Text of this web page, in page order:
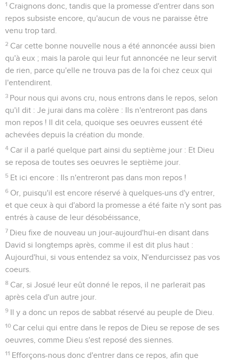
1 Craignons donc, tandis que la promesse d'entrer dans son
repos subsiste encore, qu'aucun de vous ne paraisse être
venu trop tard.
2 Car cette bonne nouvelle nous a été annoncée aussi bien
qu'à eux ; mais la parole qui leur fut annoncée ne leur servit
de rien, parce qu'elle ne trouva pas de la foi chez ceux qui
l'entendirent.
3 Pour nous qui avons cru, nous entrons dans le repos, selon
qu'il dit : Je jurai dans ma colère : Ils n'entreront pas dans
mon repos ! Il dit cela, quoique ses oeuvres eussent été
achevées depuis la création du monde.
4 Car il a parlé quelque part ainsi du septième jour : Et Dieu
se reposa de toutes ses oeuvres le septième jour.
5 Et ici encore : Ils n'entreront pas dans mon repos !
6 Or, puisqu'il est encore réservé à quelques-uns d'y entrer,
et que ceux à qui d'abord la promesse a été faite n'y sont pas
entrés à cause de leur désobéissance,
7 Dieu fixe de nouveau un jour-aujourd'hui-en disant dans
David si longtemps après, comme il est dit plus haut :
Aujourd'hui, si vous entendez sa voix, N'endurcissez pas vos
coeurs.
8 Car, si Josué leur eût donné le repos, il ne parlerait pas
après cela d'un autre jour.
9 Il y a donc un repos de sabbat réservé au peuple de Dieu.
10 Car celui qui entre dans le repos de Dieu se repose de ses
oeuvres, comme Dieu s'est reposé des siennes.
11 Efforçons-nous donc d'entrer dans ce repos, afin que